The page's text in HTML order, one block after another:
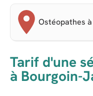
Ostéopathes
Tarif d'une
à Bourgoin-